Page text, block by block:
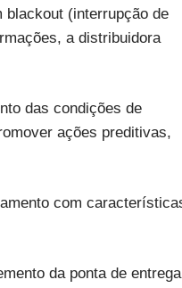
blackout (interrupção de
a distribuidora
das condições de
ações preditivas,
com
da ponta de entrega